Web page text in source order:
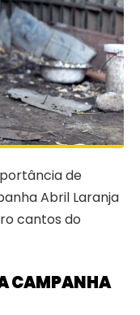
de
Abril Laranja
cantos do
CAMPANHA